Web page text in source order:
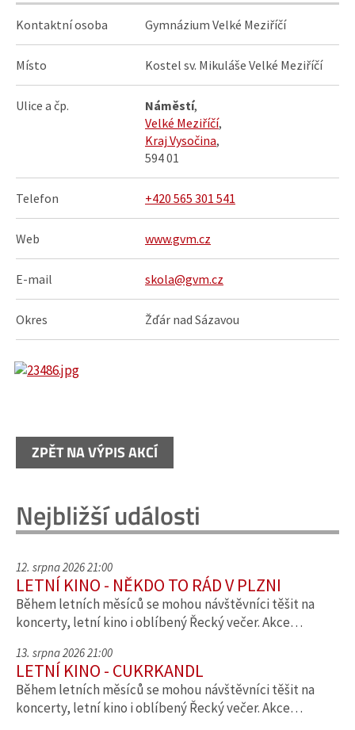
Kontaktní osoba Gymnázium Velké Meziříčí
Místo Kostel sv. Mikuláše Velké Meziříčí
Ulice a čp. Náměstí,
Velké Meziříčí,
Kraj Vysočina,
594 01
Telefon +420 565 301 541
Web www.gvm.cz
E-mail skola@gvm.cz
Okres Žďár nad Sázavou
ZPĚT NA VÝPIS AKCÍ
Nejbližší události
12. srpna 2026 21:00
LETNÍ KINO - NĚKDO TO RÁD V PLZNI
Během letních měsíců se mohou návštěvníci těšit na
koncerty, letní kino i oblíbený Řecký večer. Akce…
13. srpna 2026 21:00
LETNÍ KINO - CUKRKANDL
Během letních měsíců se mohou návštěvníci těšit na
koncerty, letní kino i oblíbený Řecký večer. Akce…